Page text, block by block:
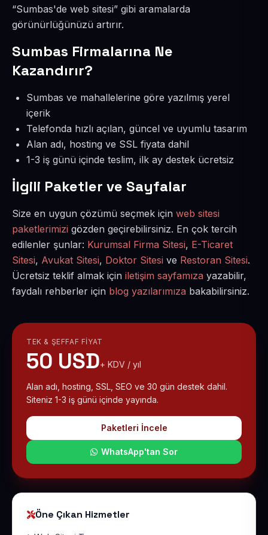
“Sumbas'de web sitesi” gibi aramalarda
görünürlüğünüzü artırır.
Sumbas Firmalarına Ne
Kazandırır?
Sumbas ve mahallelerine göre yazılmış yerel
içerik
Telefonda hızlı açılan, güncel ve uyumlu tasarım
Alan adı, hosting ve SSL fiyata dahil
1-3 iş günü içinde teslim, ilk ay destek ücretsiz
İlgili Paketler ve Sayfalar
Size en uygun çözümü seçmek için web sitesi
paketlerimizi gözden geçirebilirsiniz. En çok tercih
edilenler şunlar: Kurumsal Firma Sitesi, E-Ticaret
Sitesi, Avukat Sitesi, Doktor Sitesi ve Restoran Sitesi.
Ücretsiz teklif almak için iletişim sayfamıza yazabilir,
faydalı rehberler için blog yazılarımıza bakabilirsiniz.
TEK & ŞEFFAF FIYAT
50 USD+ KDV / yıl
Alan adı, hosting, SSL, SEO ve 30 gün destek dahil.
Siteniz 1-3 iş günü içinde yayında.
Paketleri İncele
WhatsApp'tan Sor
Öne Çıkan Hizmetler